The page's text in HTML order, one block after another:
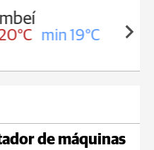
min 19°C
de máquinas